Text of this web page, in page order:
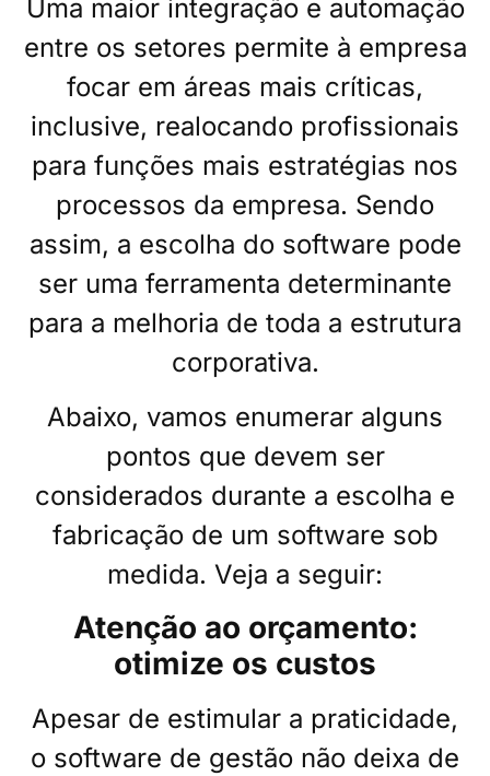
Uma maior integração e automação
entre os setores permite à empresa
focar em áreas mais críticas,
inclusive, realocando profissionais
para funções mais estratégias nos
processos da empresa. Sendo
assim, a escolha do software pode
ser uma ferramenta determinante
para a melhoria de toda a estrutura
corporativa.
Abaixo, vamos enumerar alguns
pontos que devem ser
considerados durante a escolha e
fabricação de um software sob
medida. Veja a seguir:
Atenção ao orçamento:
otimize os custos
Apesar de estimular a praticidade,
o software de gestão não deixa de